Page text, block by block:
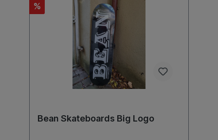
%
Bean Skateboards Big Logo